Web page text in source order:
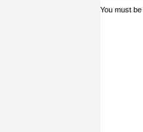
You must be